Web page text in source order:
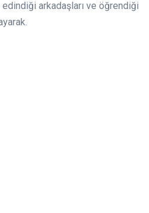
edindiği arkadaşları ve öğrendiği